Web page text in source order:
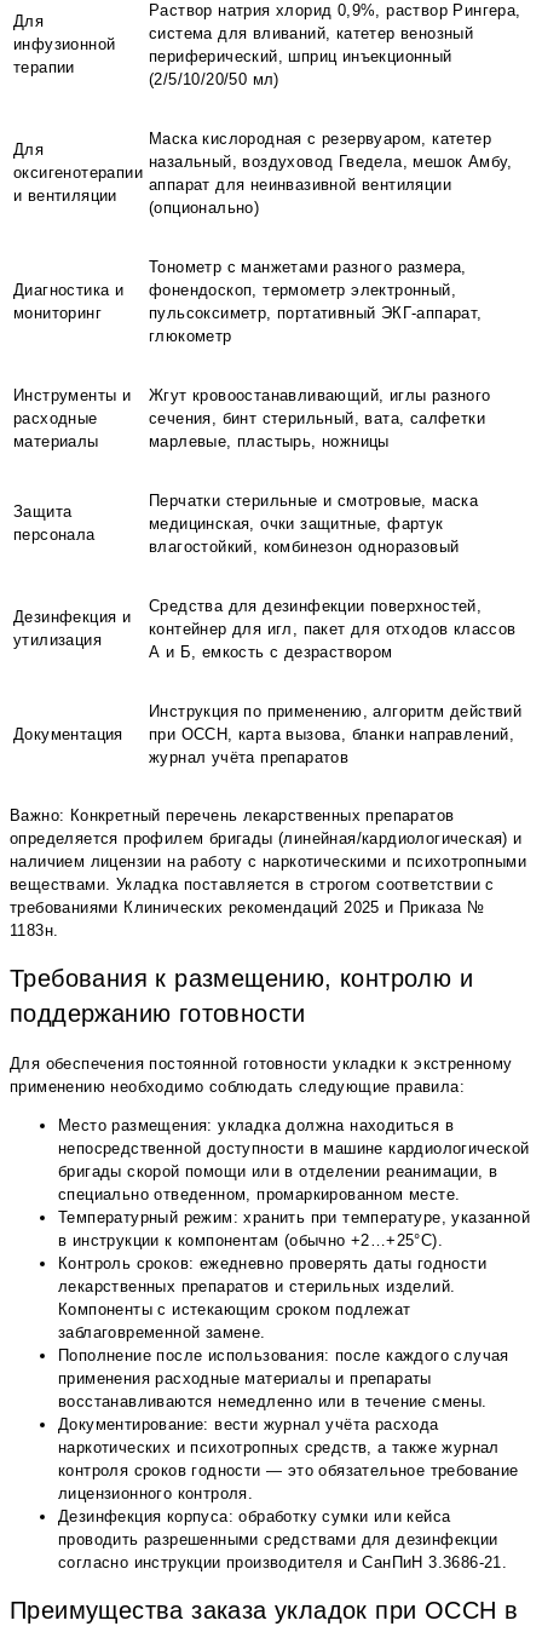
Для
инфузионной
терапии
Раствор натрия хлорид 0,9%, раствор Рингера,
система для вливаний, катетер венозный
периферический, шприц инъекционный
(2/5/10/20/50 мл)
Для
оксигенотерапии
и вентиляции
Маска кислородная с резервуаром, катетер
назальный, воздуховод Гведела, мешок Амбу,
аппарат для неинвазивной вентиляции
(опционально)
Диагностика и
мониторинг
Тонометр с манжетами разного размера,
фонендоскоп, термометр электронный,
пульсоксиметр, портативный ЭКГ-аппарат,
глюкометр
Инструменты и
расходные
материалы
Жгут кровоостанавливающий, иглы разного
сечения, бинт стерильный, вата, салфетки
марлевые, пластырь, ножницы
Защита
персонала
Перчатки стерильные и смотровые, маска
медицинская, очки защитные, фартук
влагостойкий, комбинезон одноразовый
Дезинфекция и
утилизация
Средства для дезинфекции поверхностей,
контейнер для игл, пакет для отходов классов
А и Б, емкость с дезраствором
Документация
Инструкция по применению, алгоритм действий
при ОССН, карта вызова, бланки направлений,
журнал учёта препаратов
Важно: Конкретный перечень лекарственных препаратов
определяется профилем бригады (линейная/кардиологическая) и
наличием лицензии на работу с наркотическими и психотропными
веществами. Укладка поставляется в строгом соответствии с
требованиями Клинических рекомендаций 2025 и Приказа №
1183н.
Требования к размещению, контролю и
поддержанию готовности
Для обеспечения постоянной готовности укладки к экстренному
применению необходимо соблюдать следующие правила:
Место размещения: укладка должна находиться в
непосредственной доступности в машине кардиологической
бригады скорой помощи или в отделении реанимации, в
специально отведенном, промаркированном месте.
Температурный режим: хранить при температуре, указанной
в инструкции к компонентам (обычно +2…+25°С).
Контроль сроков: ежедневно проверять даты годности
лекарственных препаратов и стерильных изделий.
Компоненты с истекающим сроком подлежат
заблаговременной замене.
Пополнение после использования: после каждого случая
применения расходные материалы и препараты
восстанавливаются немедленно или в течение смены.
Документирование: вести журнал учёта расхода
наркотических и психотропных средств, а также журнал
контроля сроков годности — это обязательное требование
лицензионного контроля.
Дезинфекция корпуса: обработку сумки или кейса
проводить разрешенными средствами для дезинфекции
согласно инструкции производителя и СанПиН 3.3686-21.
Преимущества заказа укладок при ОССН в